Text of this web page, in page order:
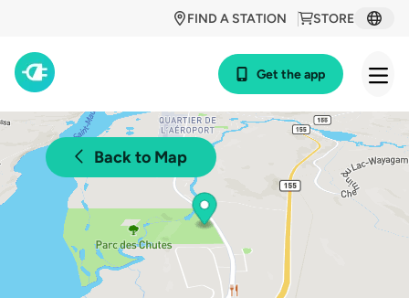
STORE
FIND A STATION
Get the app
Back to Map